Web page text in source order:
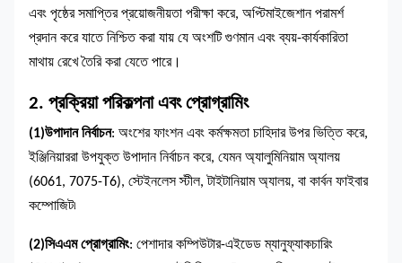
এবং পৃষ্ঠের সমাপ্তির প্রয়োজনীয়তা পরীক্ষা করে, অপ্টিমাইজেশান পরামর্শ
প্রদান করে যাতে নিশ্চিত করা যায় যে অংশটি গুণমান এবং ব্যয়-কার্যকারিতা
মাথায় রেখে তৈরি করা যেতে পারে।
2. প্রক্রিয়া পরিকল্পনা এবং প্রোগ্রামিং
(1)উপাদান নির্বাচন: অংশের ফাংশন এবং কর্মক্ষমতা চাহিদার উপর ভিত্তি করে,
ইঞ্জিনিয়াররা উপযুক্ত উপাদান নির্বাচন করে, যেমন অ্যালুমিনিয়াম অ্যালয়
(6061, 7075-T6), স্টেইনলেস স্টীল, টাইটানিয়াম অ্যালয়, বা কার্বন ফাইবার
কম্পোজিট৷
(2)সিএএম প্রোগ্রামিং: পেশাদার কম্পিউটার-এইডেড ম্যানুফ্যাকচারিং